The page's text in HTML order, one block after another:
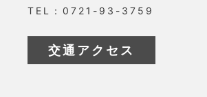
TEL：0721-93-3759
交通アクセス